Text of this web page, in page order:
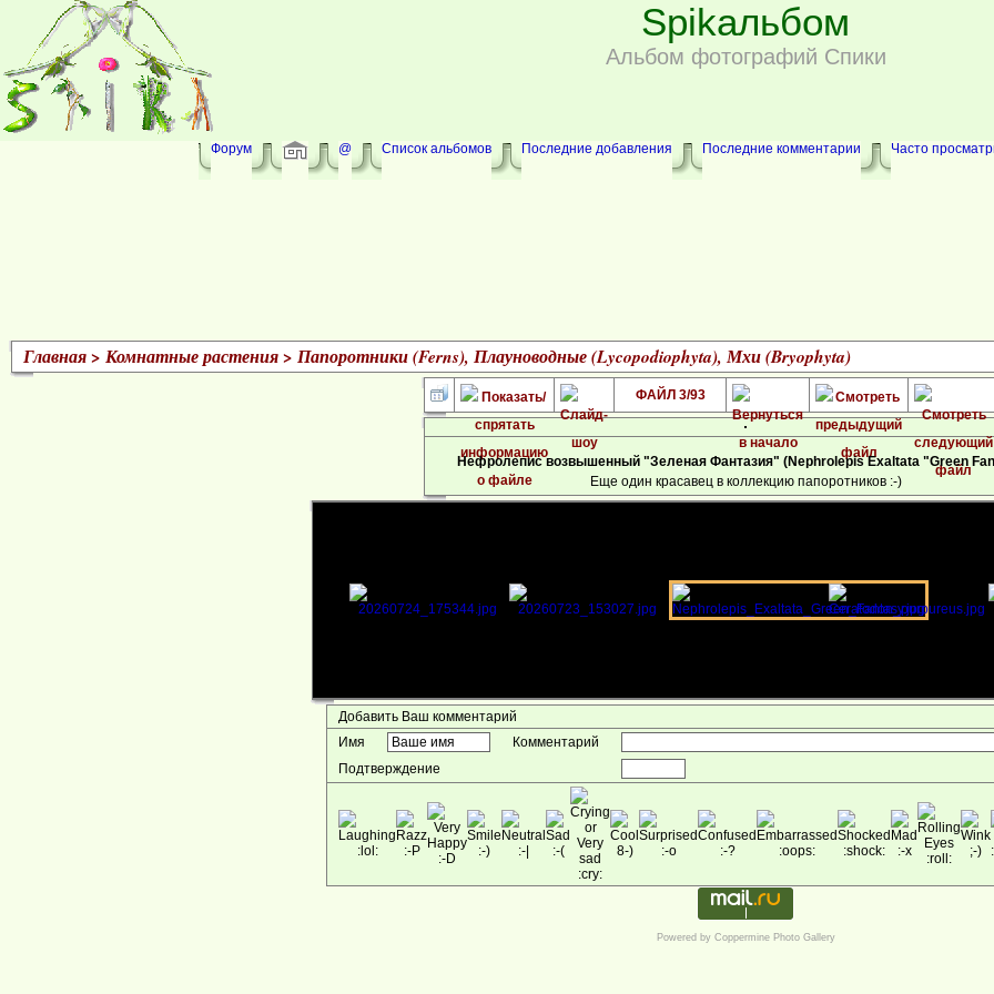
Spikальбом
Альбом фотографий Спики
Форум @ Список альбомов Последние добавления Последние комментарии Часто
Главная> Комнатные растения> Папоротники (Ferns), Плауноводные (Lycopodiophyta), Мхи (Bryophyta)
ФАЙЛ 3/93
Нефролепис возвышенный "Зеленая Фантазия" (Nephrolepis Exaltata "Green
Еще один красавец в коллекцию папоротников :-)
Добавить Ваш комментарий
Имя
Комментарий
Подтверждение
Powered by Coppermine Photo Gallery